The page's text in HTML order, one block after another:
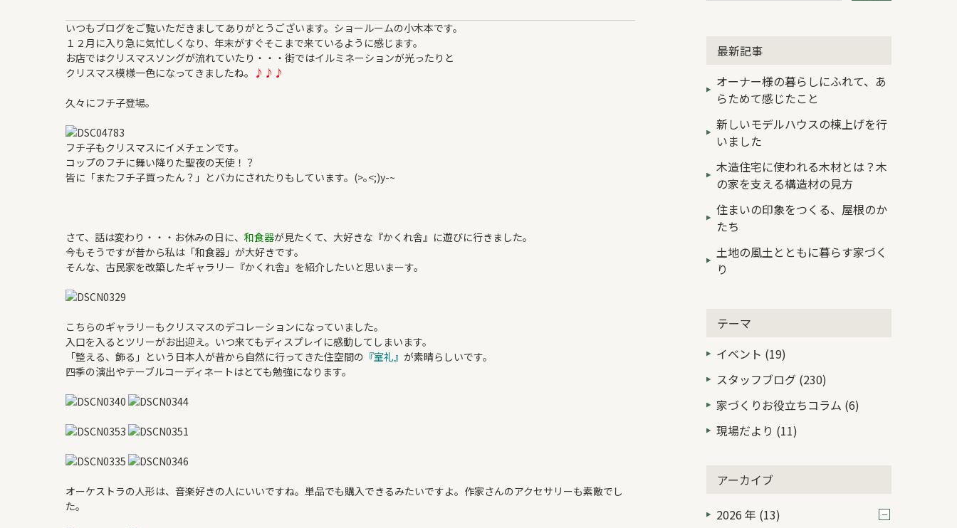
ネストハウスのデザイン
保証とアフター
家づくりの流れ
新築住宅
VOICE
いつもブログをご覧いただきましてありがとうございます。ショールームの小木本です。
１２月に入り急に気忙しくなり、年末がすぐそこまで来ているように感じます。
お店ではクリスマスソングが流れていたり・・・街ではイルミネーションが光ったりと
クリスマス模様一色になってきましたね。 ♪♪♪
久々にフチ子登場。
フチ子もクリスマスにイメチェンです。
コップのフチに舞い降りた聖夜の天使！？
皆に「またフチ子買ったん？」とバカにされたりもしています。(>｡<;)y-~
さて、話は変わり・・・お休みの日に、 和食器が見たくて、大好きな『かくれ舎』に遊びに行きました。
今もそうですが昔から私は「和食器」が大好きです。
そんな、古民家を改築したギャラリー『かくれ舎』を紹介したいと思いまーす。
こちらのギャラリーもクリスマスのデコレーションになっていました。
入口を入るとツリーがお出迎え。いつ来てもディスプレイに感動してしまいます。
「整える、飾る」という日本人が昔から自然に行ってきた住空間の 『室礼』 が素晴らしいです。
四季の演出やテーブルコーディネートはとても勉強になります。
オーケストラの人形は、音楽好きの人にいいですね。単品でも購入できるみたいですよ。作家さんのアクセサリーも素敵でし
た。
最新記事
オーナー様の暮らしにふれて、あ
らためて感じたこと
新しいモデルハウスの棟上げを行
いました
木造住宅に使われる木材とは？木
の家を支える構造材の見方
住まいの印象をつくる、屋根のか
たち
土地の風土とともに暮らす家づく
り
テーマ
イベント (19)
スタッフブログ (230)
家づくりお役立ちコラム (6)
現場だより (11)
アーカイブ
2026 年 (13)